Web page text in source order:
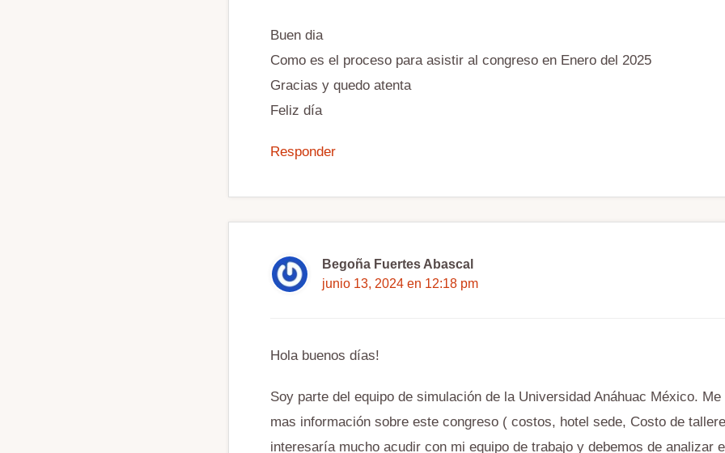
Buen dia
Como es el proceso para asistir al congreso en Enero del 2025
Gracias y quedo atenta
Feliz día
Responder
Begoña Fuertes Abascal
junio 13, 2024 en 12:18 pm
Hola buenos días!
Soy parte del equipo de simulación de la Universidad Anáhuac México.
mas información sobre este congreso ( costos, hotel sede, Costo de
interesaría mucho acudir con mi equipo de trabajo y debemos de analizar